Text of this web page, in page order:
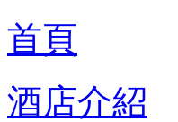
首頁
酒店介紹